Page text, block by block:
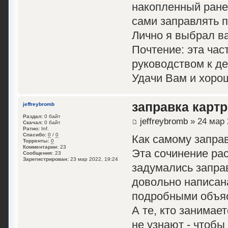
накопленный
сами заправлять
Лично я выбрал
Почтение: эта
руководством к
Удачи Вам и
заправка
jeffreybromb» 24 мар
Как самому
Эта сочинение
задумались
довольно
подробными
А те, кто
не узнают -
jeffreybromb
Раздал: 0 байт
Скачал: 0 байт
Ратио: Inf.
Спасибо: 0 / 0
Торренты: 0
Комментарии: 23
Сообщения: 23
Зарегистрирован: 23 мар 2022, 19:24